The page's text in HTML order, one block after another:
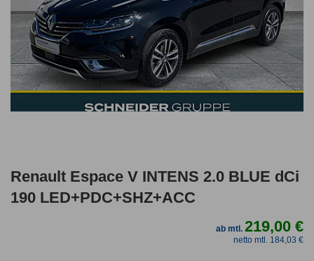
Renault Espace V INTENS 2.0 BLUE dCi
190 LED+PDC+SHZ+ACC
ab mtl.219,00 €
netto mtl. 184,03 €